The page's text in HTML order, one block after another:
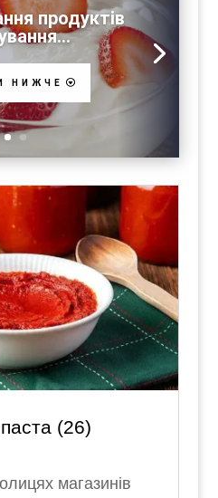
продуктів
НИЖЧЕ
(26)
магазинів